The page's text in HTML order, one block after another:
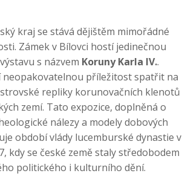
kraj se stává dějištěm mimořádné
Zámek v Bílovci hostí jedinečnou
s názvem Koruny Karla IV..
neopakovatelnou příležitost spatřit na
repliky korunovačních klenotů
zemí. Tato expozice, doplněná o
nálezy a modely dobových
období vlády lucemburské dynastie v
kdy se české země staly středobodem
politického i kulturního dění.